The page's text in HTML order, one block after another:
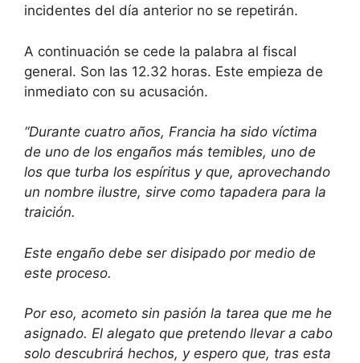
incidentes del día anterior no se repetirán.
A continuación se cede la palabra al fiscal
general. Son las 12.32 horas. Este empieza de
inmediato con su acusación.
“Durante cuatro años, Francia ha sido víctima
de uno de los engaños más temibles, uno de
los que turba los espíritus y que, aprovechando
un nombre ilustre, sirve como tapadera para la
traición.
Este engaño debe ser disipado por medio de
este proceso.
Por eso, acometo sin pasión la tarea que me he
asignado. El alegato que pretendo llevar a cabo
solo descubrirá hechos, y espero que, tras esta